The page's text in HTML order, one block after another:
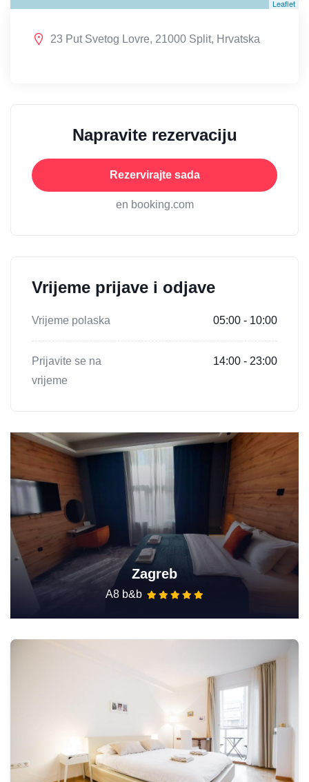
Leaflet
23 Put Svetog Lovre, 21000 Split, Hrvatska
Napravite rezervaciju
Rezervirajte sada
en booking.com
Vrijeme prijave i odjave
Vrijeme polaska 05:00 - 10:00
Prijavite se na
vrijeme
14:00 - 23:00
Zagreb
A8 b&b